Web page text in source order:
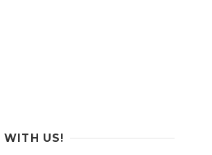
WITH US!